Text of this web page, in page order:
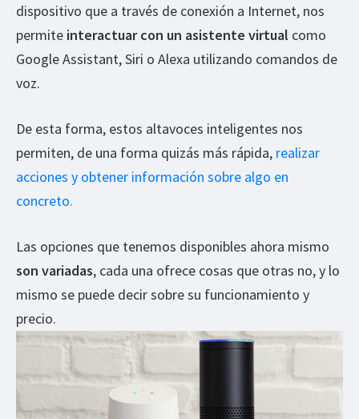
dispositivo que a través de conexión a Internet, nos
permite interactuar con un asistente virtual como
Google Assistant, Siri o Alexa utilizando comandos de
voz.
De esta forma, estos altavoces inteligentes nos
permiten, de una forma quizás más rápida, realizar
acciones y obtener información sobre algo en
concreto.
Las opciones que tenemos disponibles ahora mismo
son variadas, cada una ofrece cosas que otras no, y lo
mismo se puede decir sobre su funcionamiento y
precio.